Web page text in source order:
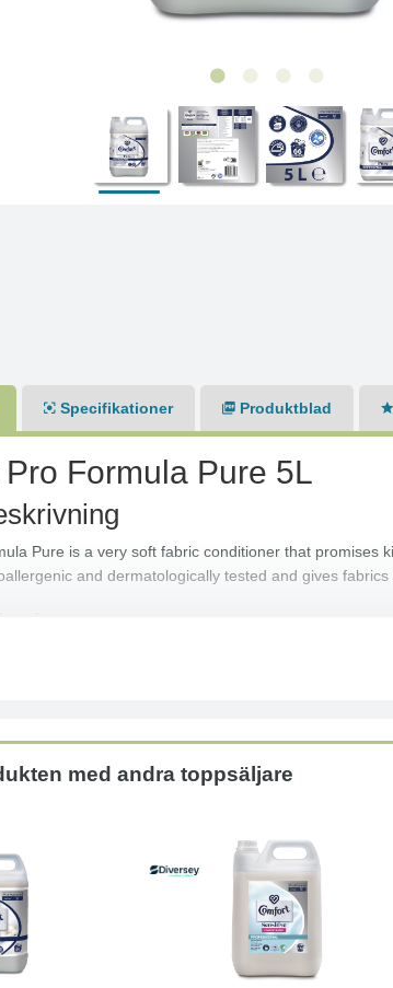
Specifikationer Produktblad
Formula Pure 5L
Pure is a very soft fabric conditioner that promises
and dermatologically tested and gives
med andra toppsäljare